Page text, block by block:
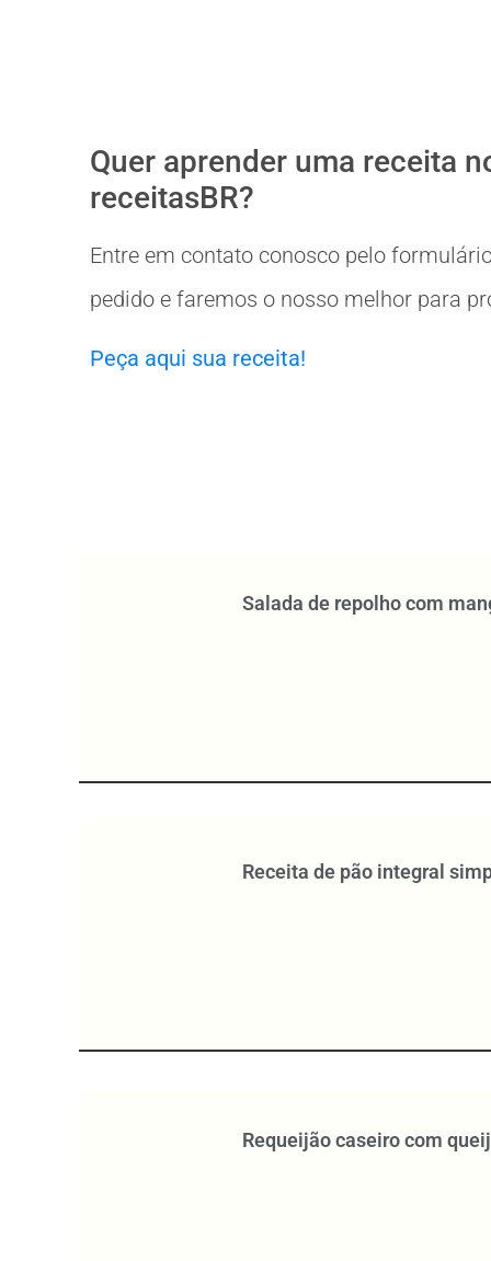
Quer aprender uma receita
receitasBR?
Entre em contato conosco pelo
pedido e faremos o nosso melhor para
Peça aqui sua receita!
Salada de repolho com
Receita de pão integral
Requeijão caseiro com